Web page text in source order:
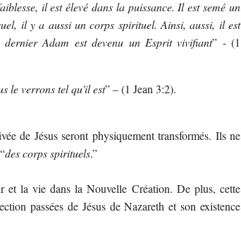
il est élevé dans la puissance. Il est semé un
il y a aussi un corps spirituel. Ainsi, aussi, il est
Adam est devenu un Esprit vivifiant” - (1
le verrons tel qu'il est” – (1 Jean 3:2).
de Jésus seront physiquement transformés. Ils ne
des corps spirituels.”
et la vie dans la Nouvelle Création. De plus, cette
passées de Jésus de Nazareth et son existence